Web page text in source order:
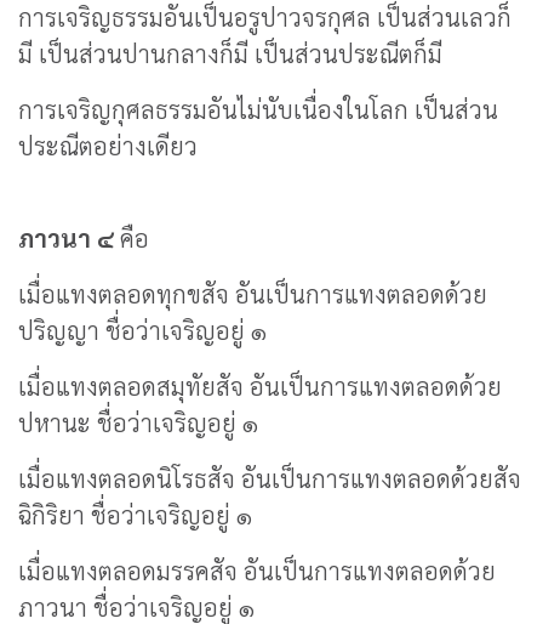
การเจริญธรรมอันเป็นอรูปาวจรกุศล เป็นส่วนเลวก็
มี เป็นส่วนปานกลางก็มี เป็นส่วนประณีตก็มี
การเจริญกุศลธรรมอันไม่นับเนื่องในโลก เป็นส่วน
ประณีตอย่างเดียว
ภาวนา ๔คือ
เมื่อแทงตลอดทุกขสัจ อันเป็นการแทงตลอดด้วย
ปริญญา ชื่อว่าเจริญอยู่ ๑
เมื่อแทงตลอดสมุทัยสัจ อันเป็นการแทงตลอดด้วย
ปหานะ ชื่อว่าเจริญอยู่ ๑
เมื่อแทงตลอดนิโรธสัจ อันเป็นการแทงตลอดด้วยสัจ
ฉิกิริยา ชื่อว่าเจริญอยู่ ๑
เมื่อแทงตลอดมรรคสัจ อันเป็นการแทงตลอดด้วย
ภาวนา ชื่อว่าเจริญอยู่ ๑